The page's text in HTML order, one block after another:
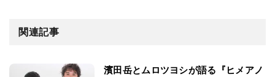
関連記事
濱田岳とムロツヨシが語る『ヒメアノ